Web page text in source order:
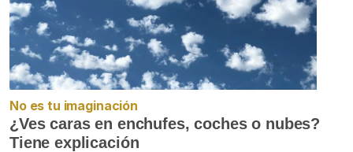
No es tu imaginación
¿Ves caras en enchufes, coches o nubes?
Tiene explicación